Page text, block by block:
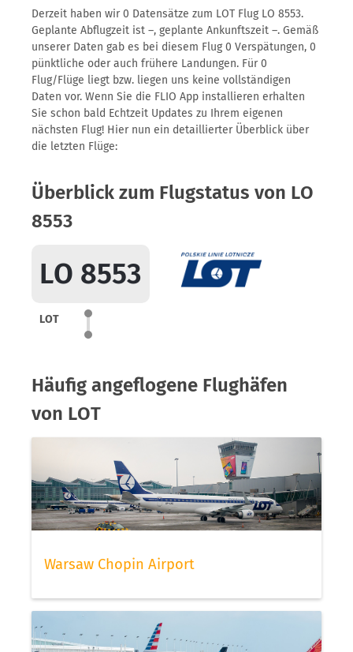
Derzeit haben wir 0 Datensätze zum LOT Flug LO 8553.
Geplante Abflugzeit ist –, geplante Ankunftszeit –. Gemäß
unserer Daten gab es bei diesem Flug 0 Verspätungen, 0
pünktliche oder auch frühere Landungen. Für 0
Flug/Flüge liegt bzw. liegen uns keine vollständigen
Daten vor. Wenn Sie die FLIO App installieren erhalten
Sie schon bald Echtzeit Updates zu Ihrem eigenen
nächsten Flug! Hier nun ein detaillierter Überblick über
die letzten Flüge:
Überblick zum Flugstatus von LO
8553
LO 8553
LOT
Häufig angeflogene Flughäfen
von LOT
Warsaw Chopin Airport